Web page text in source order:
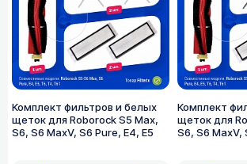
Комплект фильтров и белых
щеток для Roborock S5 Max,
S6, S6 MaxV, S6 Pure, E4, E5
Комплект
щеток для
S6, S6 MaxV,